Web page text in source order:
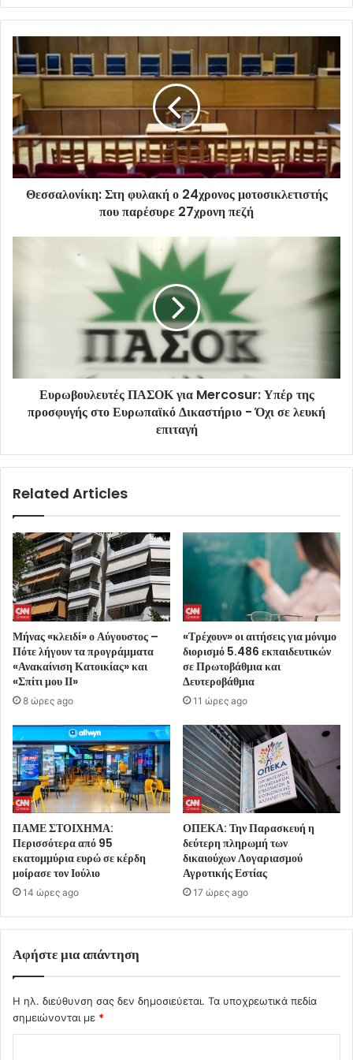
Θεσσαλονίκη: Στη φυλακή ο 24χρονος μοτοσικλετιστής
που παρέσυρε 27χρονη πεζή
Ευρωβουλευτές ΠΑΣΟΚ για Mercosur: Υπέρ της
προσφυγής στο Ευρωπαϊκό Δικαστήριο - Όχι σε λευκή
επιταγή
Related Articles
Μήνας «κλειδί» ο Αύγουστος –
Πότε λήγουν τα προγράμματα
«Ανακαίνιση Κατοικίας» και
«Σπίτι μου ΙΙ»
8 ώρες ago
«Τρέχουν» οι αιτήσεις για μόνιμο
διορισμό 5.486 εκπαιδευτικών
σε Πρωτοβάθμια και
Δευτεροβάθμια
11 ώρες ago
ΠΑΜΕ ΣΤΟΙΧΗΜΑ:
Περισσότερα από 95
εκατομμύρια ευρώ σε κέρδη
μοίρασε τον Ιούλιο
14 ώρες ago
ΟΠΕΚΑ: Την Παρασκευή η
δεύτερη πληρωμή των
δικαιούχων Λογαριασμού
Αγροτικής Εστίας
17 ώρες ago
Αφήστε μια απάντηση
Η ηλ. διεύθυνση σας δεν δημοσιεύεται. Τα υποχρεωτικά πεδία
σημειώνονται με *